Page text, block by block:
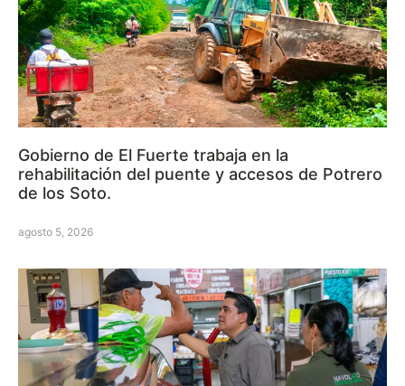
Gobierno de El Fuerte trabaja en la
rehabilitación del puente y accesos de Potrero
de los Soto.
agosto 5, 2026